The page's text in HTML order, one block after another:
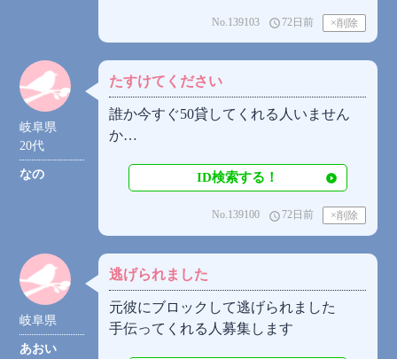
access_time 72日前
No.139103
岐阜県
20代
なの
たすけてください
誰か今すぐ50貸してくれる人いません
か…
ID検索する！
access_time 72日前
No.139100
岐阜県
あおい
逃げられました
元彼にブロックして逃げられました
手伝ってくれる人募集します